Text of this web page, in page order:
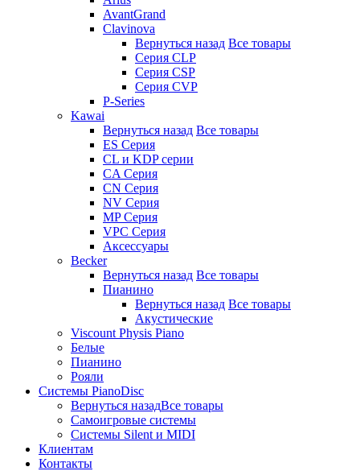
AvantGrand
Clavinova
Вернуться назад Все товары
Серия CLP
Серия CSP
Серия CVP
P-Series
Kawai
Вернуться назад Все товары
ES Серия
CL и KDP серии
CA Серия
CN Серия
NV Серия
MP Серия
VPC Серия
Аксессуары
Becker
Вернуться назад Все товары
Пианино
Вернуться назад Все товары
Акустические
Viscount Physis Piano
Белые
Пианино
Рояли
Системы PianoDisc
Вернуться назадВсе товары
Самоигровые системы
Системы Silent и MIDI
Клиентам
Контакты